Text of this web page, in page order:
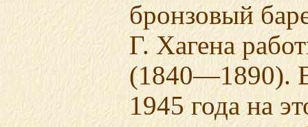
бронзовый
Г. Хагена
(1840—1890).
1945 года на